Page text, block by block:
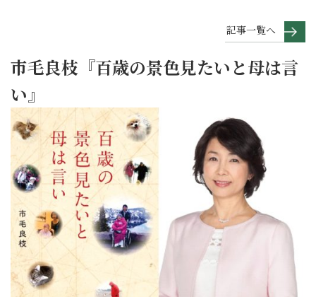
記事一覧へ
市毛良枝『百歳の景色見たいと母は言
い』